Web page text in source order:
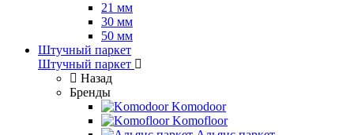
21 мм
30 мм
50 мм
Штучный паркет
Штучный паркет
Назад
Бренды
Komodoor
Komofloor